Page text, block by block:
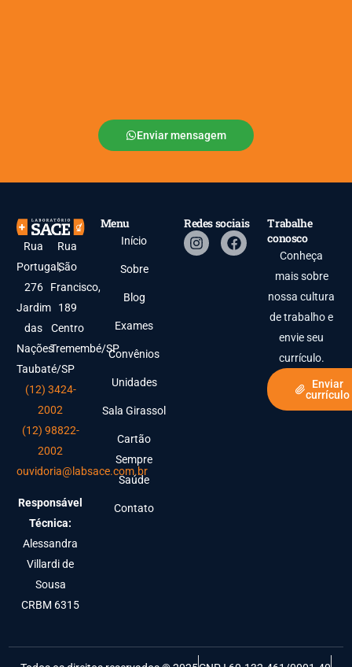
Enviar mensagem
Rua
Portugal,
276
Jardim
das
Nações
Taubaté/SP
Rua
São
Francisco,
189
Centro
Tremembé/SP
(12) 3424-
2002
(12) 98822-
2002
ouvidoria@labsace.com.br
Responsável
Técnica:
Alessandra
Villardi de
Sousa
CRBM 6315
Menu
Início
Sobre
Blog
Exames
Convênios
Unidades
Sala Girassol
Cartão
Sempre
Saúde
Contato
Redes sociais
Trabalhe
conosco
Conheça
mais sobre
nossa cultura
de trabalho e
envie seu
currículo.
Enviar
currículo